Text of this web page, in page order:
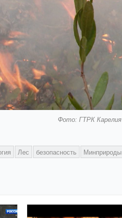
Фото: ГТРК Карелия
Лес безопасность Минприроды